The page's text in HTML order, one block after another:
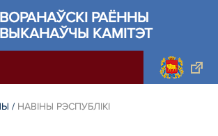
ВОРАНАЎСКІ РАЁННЫ
ВЫКАНАЎЧЫ КАМІТЭТ
/ НАВIНЫ РЭСПУБЛIКI